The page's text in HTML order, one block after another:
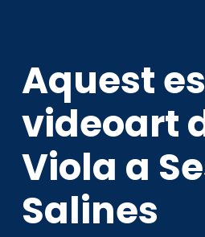
Aquest
videoart
Viola a
Salines